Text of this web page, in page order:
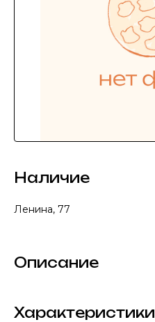
Наличие
Ленина, 77
Описание
Характеристики